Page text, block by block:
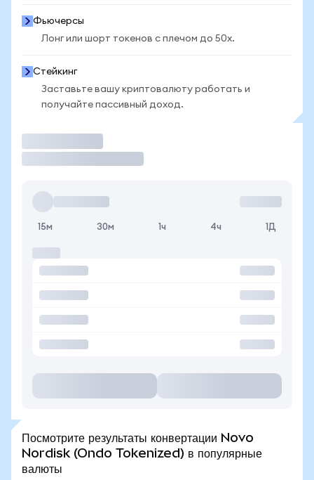
Фьючерсы
Лонг или шорт токенов с плечом до 50x.
Стейкинг
Заставьте вашу криптовалюту работать и
получайте пассивный доход.
15м 30м 1ч 4ч 1Д
Посмотрите результаты конвертации Novo
Nordisk (Ondo Tokenized) в популярные
валюты